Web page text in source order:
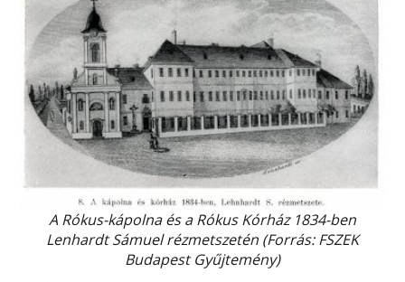
A Rókus-kápolna és a Rókus Kórház 1834-ben
Lenhardt Sámuel rézmetszetén (Forrás: FSZEK
Budapest Gyűjtemény)